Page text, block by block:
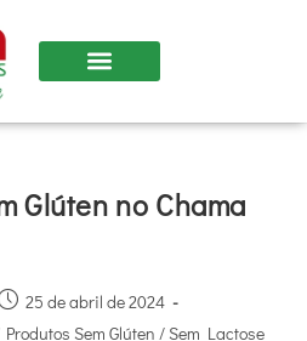
Glúten no Chama
25 de abril de 2024
Produtos Sem Glúten / Sem Lactose